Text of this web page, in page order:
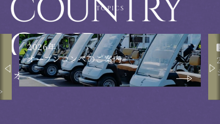
2026年
オープンコンペのご案内